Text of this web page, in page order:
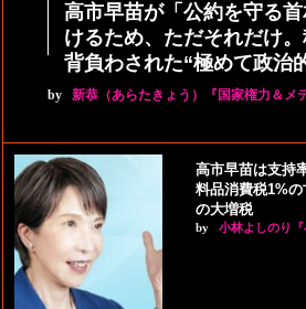
高市早苗が「公約を守る
けるため、ただそれだけ
背負わされた“極めて政治
by 新恭（あらたきょう）『国家権力＆メ
高市早苗は支持
料品消費税1%
の大増税
by 小林よしのり『